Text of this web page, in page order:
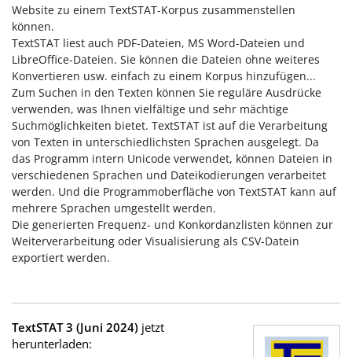
Website zu einem TextSTAT-Korpus zusammenstellen
können.
TextSTAT liest auch PDF-Dateien, MS Word-Dateien und
LibreOffice-Dateien. Sie können die Dateien ohne weiteres
Konvertieren usw. einfach zu einem Korpus hinzufügen...
Zum Suchen in den Texten können Sie reguläre Ausdrücke
verwenden, was Ihnen vielfältige und sehr mächtige
Suchmöglichkeiten bietet. TextSTAT ist auf die Verarbeitung
von Texten in unterschiedlichsten Sprachen ausgelegt. Da
das Programm intern Unicode verwendet, können Dateien in
verschiedenen Sprachen und Dateikodierungen verarbeitet
werden. Und die Programmoberfläche von TextSTAT kann auf
mehrere Sprachen umgestellt werden.
Die generierten Frequenz- und Konkordanzlisten können zur
Weiterverarbeitung oder Visualisierung als CSV-Datein
exportiert werden.
TextSTAT 3 (Juni 2024) jetzt
herunterladen: